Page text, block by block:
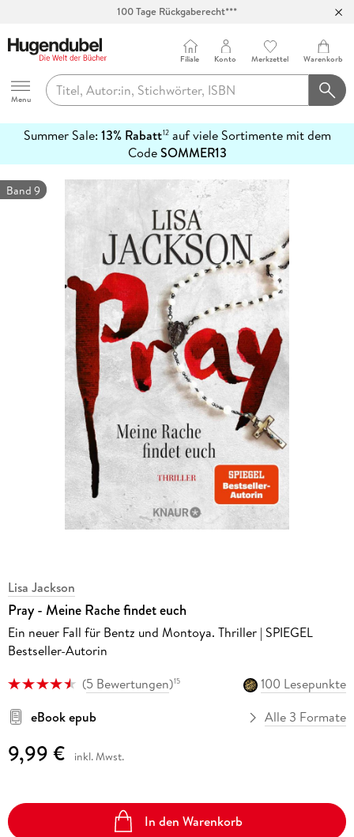
100 Tage Rückgaberecht***
Hugendubel
Menu
Filiale Konto Merkzettel Warenkorb
Summer Sale: 13% Rabatt12auf viele Sortimente mit dem
CodeSOMMER13
erfahren
Band 9
Lisa Jackson
Pray - Meine Rache findet euch
Ein neuer Fall für Bentz und Montoya. Thriller | SPIEGEL
Bestseller-Autorin
(5 Bewertungen)15
100 Lesepunkte
eBook epub
Alle 3 Formate
9,99 € inkl. Mwst.
In den Warenkorb